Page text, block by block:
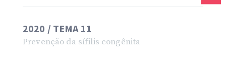
2020 / TEMA 11
Prevenção da sífilis congênita